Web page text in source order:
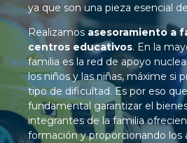
ya que son una pieza esencial
Realizamos asesoramiento a
centros educativos. En la
familia es la red de apoyo
los niños y las niñas, máxime si
tipo de dificultad. Es por eso
fundamental garantizar el
integrantes de la familia
formación y proporcionando los